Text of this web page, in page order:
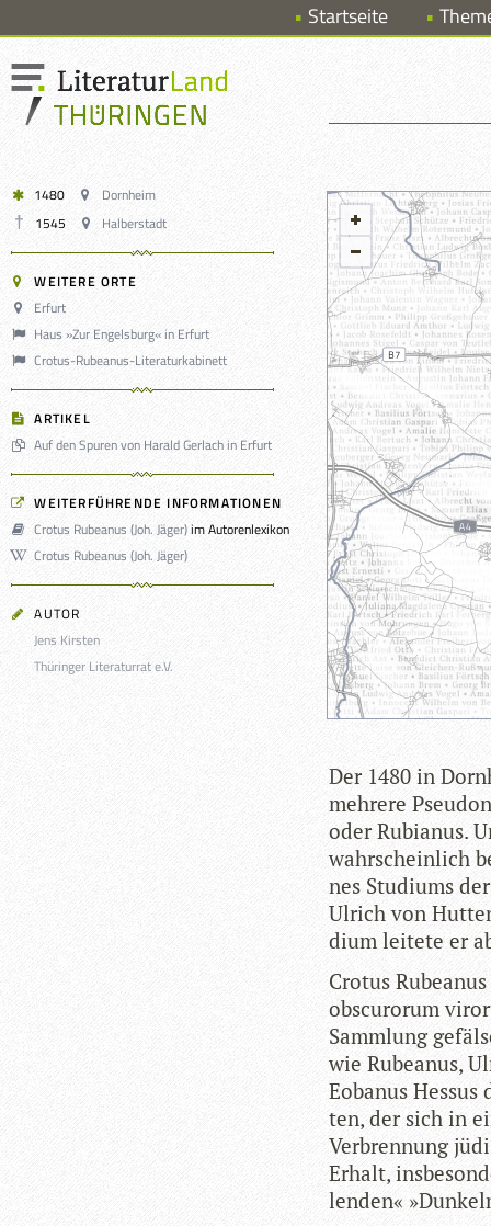
Startseite
1480
Dornheim
1545
Halberstadt
WEITERE ORTE
Erfurt
Haus »Zur Engelsburg« in Erfurt
Crotus-Rubeanus-Literaturkabinett
ARTIKEL
Auf den Spuren von Harald Gerlach in Erfurt
WEITERFÜHRENDE INFORMATIONEN
Crotus Rubeanus (Joh. Jäger)im Autorenlexikon
Crotus Rubeanus (Joh. Jäger)
AUTOR
Jens Kirsten
Thüringer Literaturrat e.V.
Der 1480 in
meh­rere
oder Rubia­nus.
wahr­schein­lich
nes Stu­di­ums
Ulrich von
dium lei­tete er
Cro­tus
obscu­ro­rum
Samm­lung
wie Rubea­nus,
Eoba­nus
ten, der sich in
Ver­bren­nung
Erhalt,
len­den«